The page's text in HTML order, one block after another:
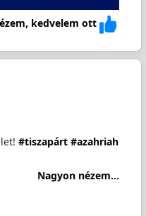
kedvelem ott
#tiszapárt #azahriah
Nagyon nézem...